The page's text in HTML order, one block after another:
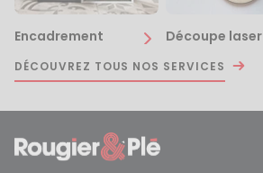
Encadrement Découpe laser
DÉCOUVREZ TOUS NOS SERVICES